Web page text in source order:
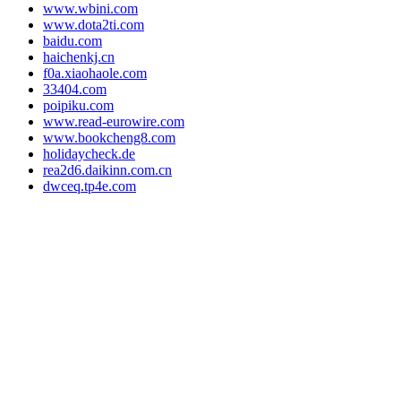
www.wbini.com
www.dota2ti.com
baidu.com
haichenkj.cn
f0a.xiaohaole.com
33404.com
poipiku.com
www.read-eurowire.com
www.bookcheng8.com
holidaycheck.de
rea2d6.daikinn.com.cn
dwceq.tp4e.com